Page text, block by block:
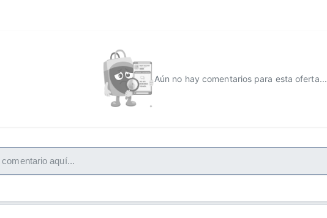
Aún no hay comentarios para esta oferta...